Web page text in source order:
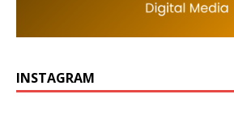
INSTAGRAM